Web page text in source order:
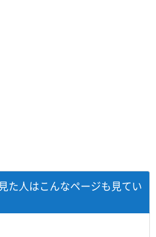
た人はこんなページも見てい